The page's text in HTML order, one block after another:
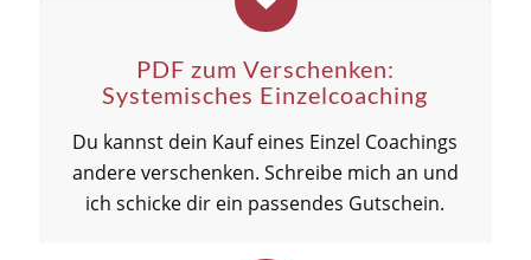
PDF zum Verschenken:
Systemisches Einzelcoaching
Du kannst dein Kauf eines Einzel Coachings
andere verschenken. Schreibe mich an und
ich schicke dir ein passendes Gutschein.